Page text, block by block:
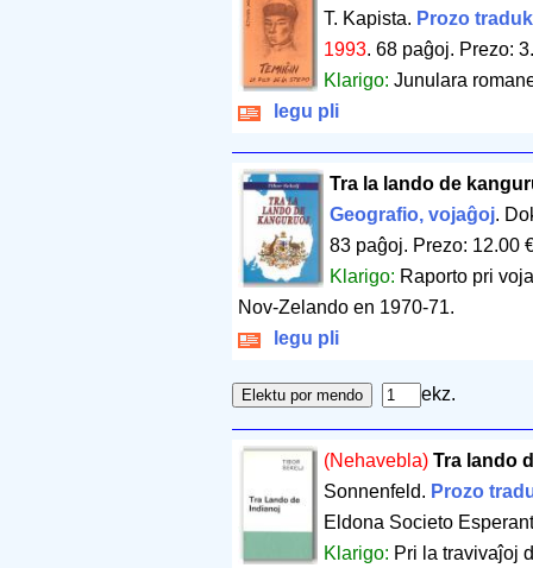
T. Kapista. Prozo
1993.68 paĝoj. Prezo:
Klarigo:Junulara
legu pli
Tra la lando de
Geografio, vojaĝoj.
83 paĝoj. Prezo: 12.00
Klarigo: Raporto pri
Nov-Zelando en 1970-71.
legu pli
ekz.
(Nehavebla) Tra lando
Sonnenfeld. Prozo
Eldona Societo
Klarigo: Pri la travivaĵoj